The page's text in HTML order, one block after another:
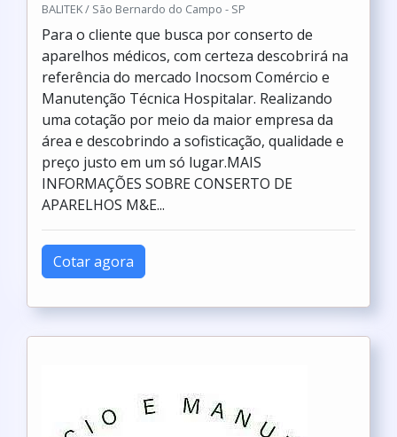
BALITEK / São Bernardo do Campo - SP
Para o cliente que busca por conserto de
aparelhos médicos, com certeza descobrirá na
referência do mercado Inocsom Comércio e
Manutenção Técnica Hospitalar. Realizando
uma cotação por meio da maior empresa da
área e descobrindo a sofisticação, qualidade e
preço justo em um só lugar.MAIS
INFORMAÇÕES SOBRE CONSERTO DE
APARELHOS M&E...
Cotar agora